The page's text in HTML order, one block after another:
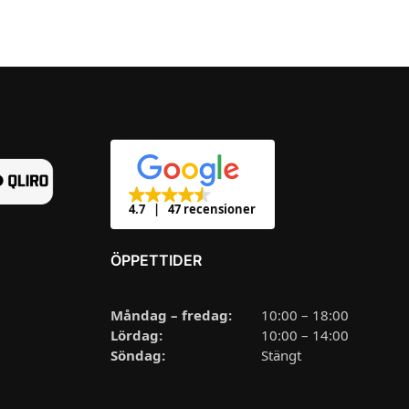
4.7 47 recensioner
ÖPPETTIDER
Måndag – fredag:
10:00 – 18:00
Lördag:
10:00 – 14:00
Söndag:
Stängt